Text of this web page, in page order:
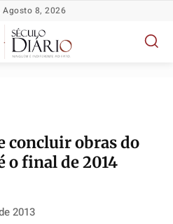
Agosto 8, 2026
concluir obras do
o final de 2014
2013